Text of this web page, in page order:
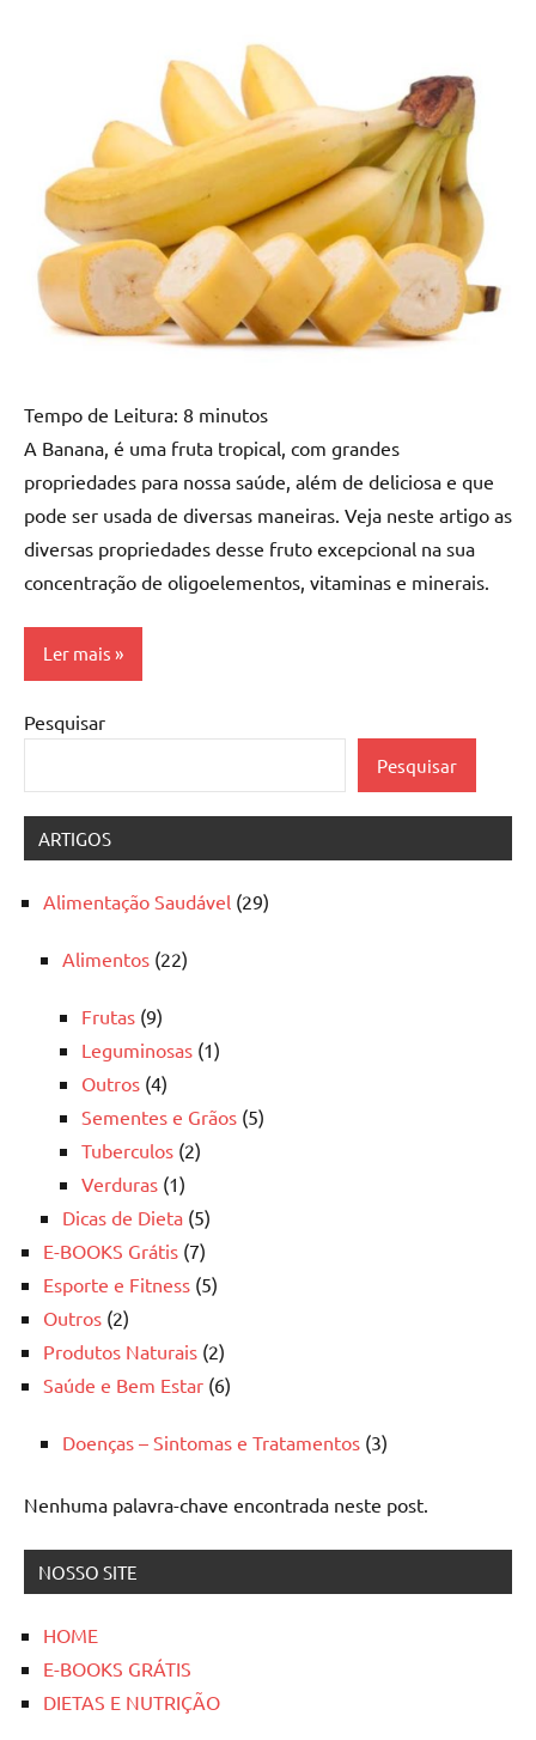
Tempo de Leitura: 8 minutos
A Banana, é uma fruta tropical, com grandes
propriedades para nossa saúde, além de deliciosa e que
pode ser usada de diversas maneiras. Veja neste artigo as
diversas propriedades desse fruto excepcional na sua
concentração de oligoelementos, vitaminas e minerais.
Ler mais
Alimentação
Frutas
Pesquisar
Pesquisar
ARTIGOS
Alimentação Saudável (29)
Alimentos (22)
Frutas (9)
Leguminosas (1)
Outros (4)
Sementes e Grãos (5)
Tuberculos (2)
Verduras (1)
Dicas de Dieta (5)
E-BOOKS Grátis (7)
Esporte e Fitness (5)
Outros (2)
Produtos Naturais (2)
Saúde e Bem Estar (6)
Doenças – Sintomas e Tratamentos (3)
Nenhuma palavra-chave encontrada neste post.
NOSSO SITE
HOME
E-BOOKS GRÁTIS
DIETAS E NUTRIÇÃO